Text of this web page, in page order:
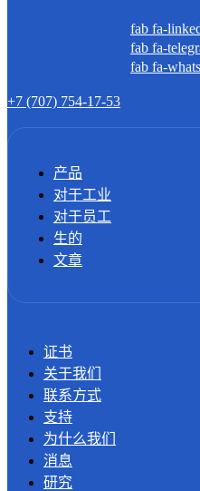
fab fa-
fab fa-
fab fa-
+7 (707) 754-17-53
产品
对于工业
对于员工
生的
文章
证书
关于我们
联系方式
支持
为什么我们
消息
研究